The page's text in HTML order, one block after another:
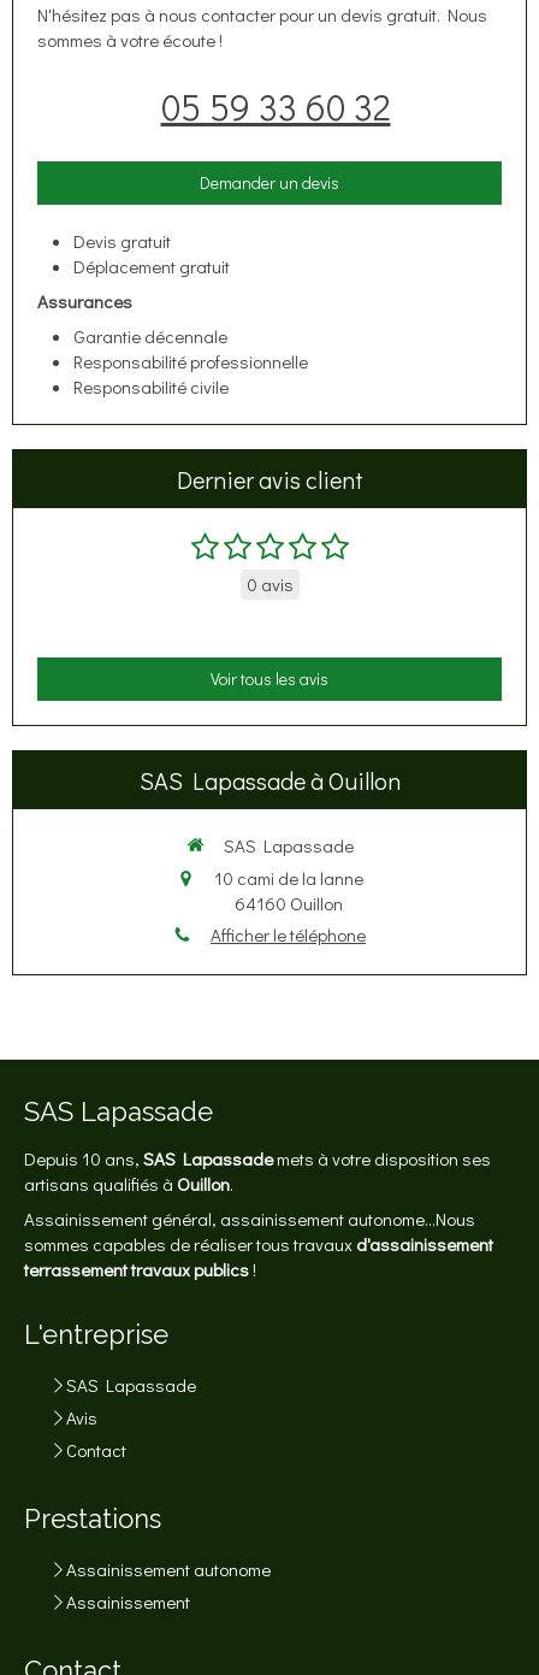
N'hésitez pas à nous contacter pour un devis gratuit. Nous
sommes à votre écoute !
05 59 33 60 32
Demander un devis
Devis gratuit
Déplacement gratuit
Assurances
Garantie décennale
Responsabilité professionnelle
Responsabilité civile
Dernier avis client
0 avis
Voir tous les avis
SAS Lapassade à Ouillon
SAS Lapassade
10 cami de la lanne
64160 Ouillon
Afficher le téléphone
SAS Lapassade
Depuis 10 ans, SAS Lapassademets à votre disposition ses
artisans qualifiés à Ouillon.
Assainissement général, assainissement autonome...Nous
sommes capables de réaliser tous travaux d'assainissement
terrassement travaux publics !
L'entreprise
SAS Lapassade
Avis
Contact
Prestations
Assainissement autonome
Assainissement